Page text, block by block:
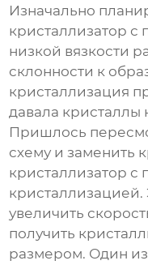
Изначально
кристаллизатор
низкой вязкости
склонности к
кристаллизация
давала
Пришлось
схему и заменить
кристаллизатор с
кристаллизацией.
увеличить
получить
размером. Один